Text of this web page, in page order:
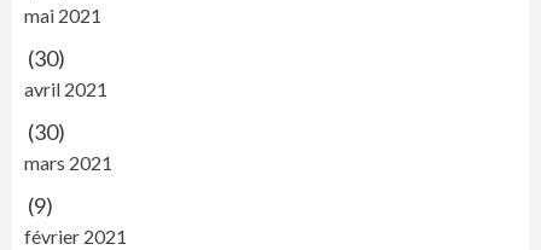
mai 2021
(30)
avril 2021
(30)
mars 2021
(9)
février 2021